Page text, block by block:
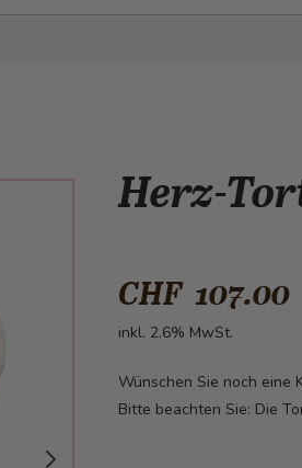
Herz-
CHF 107.00
inkl. 2.6% MwSt.
Wünschen Sie noch eine
Bitte beachten Sie: Die